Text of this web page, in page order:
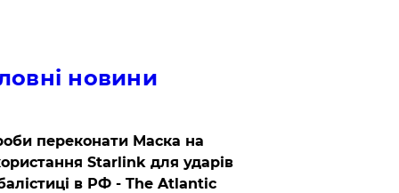
новини
переконати Маска на
Starlink для ударів
в РФ - The Atlantic